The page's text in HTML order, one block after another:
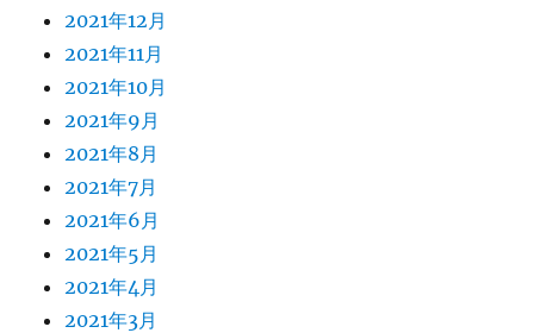
2021年12月
2021年11月
2021年10月
2021年9月
2021年8月
2021年7月
2021年6月
2021年5月
2021年4月
2021年3月